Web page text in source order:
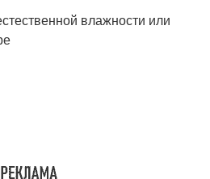
влажности или